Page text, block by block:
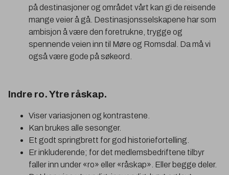
på destinasjoner og området vårt kan gi de reisende
mange veier å gå. Destinasjonsselskapene har som
ambisjon å være den foretrukne, trygge og
spennende veien inn til Møre og Romsdal. Da må vi
også være gode på søkeord.
Indre ro. Ytre råskap.
Viser variasjonen og kontrastene.
Kan brukes alle sesonger.
Et godt springbrett for god historiefortelling.
Er inkluderende; for det medlemsbedriftene tilbyr
faller inn under «ro» eller «råskap». Eller begge deler.